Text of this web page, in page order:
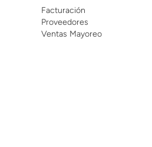
Facturación
Proveedores
Ventas Mayoreo